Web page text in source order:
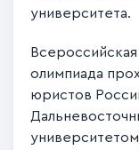
университета.
олимпиада
юристов